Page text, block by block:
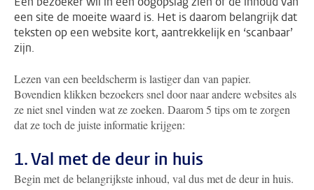
een site de moeite waard is. Het is daarom belangrijk dat
teksten op een website kort, aantrekkelijk en ‘scanbaar’
zijn.
Lezen van een beeldscherm is lastiger dan van papier.
Bovendien klikken bezoekers snel door naar andere websites als
ze niet snel vinden wat ze zoeken. Daarom 5 tips om te zorgen
dat ze toch de juiste informatie krijgen:
1. Val met de deur in huis
Begin met de belangrijkste inhoud, val dus met de deur in huis.